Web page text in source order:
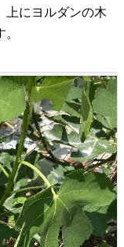
上にヨルダンの木